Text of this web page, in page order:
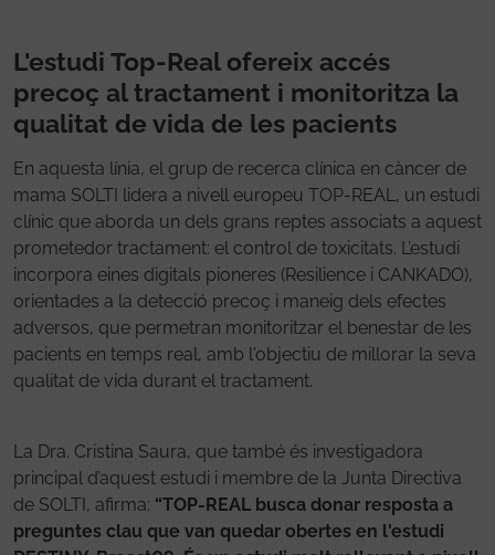
L'estudi Top-Real ofereix accés
precoç al tractament i monitoritza la
qualitat de vida de les pacients
En aquesta línia, el grup de recerca clínica en càncer de
mama SOLTI lidera a nivell europeu TOP-REAL, un estudi
clínic que aborda un dels grans reptes associats a aquest
prometedor tractament: el control de toxicitats. L’estudi
incorpora eines digitals pioneres (Resilience i CANKADO),
orientades a la detecció precoç i maneig dels efectes
adversos, que permetran monitoritzar el benestar de les
pacients en temps real, amb l'objectiu de millorar la seva
qualitat de vida durant el tractament.
La Dra. Cristina Saura, que també és investigadora
principal d’aquest estudi i membre de la Junta Directiva
de SOLTI, afirma: “TOP-REAL busca donar resposta a
preguntes clau que van quedar obertes en l'estudi